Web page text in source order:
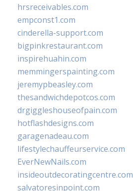
hrsreceivables.com
empconst1.com
cinderella-support.com
bigpinkrestaurant.com
inspirehuahin.com
memmingerspainting.com
jeremypbeasley.com
thesandwichdepotcos.com
drgiggleshouseofpain.com
hotflashdesigns.com
garagenadeau.com
lifestylechauffeurservice.com
EverNewNails.com
insideoutdecoratingcentre.com
salvatoresinpoint.com